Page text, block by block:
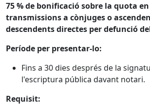
75 % de bonificació sobre la quota en
transmissions a cònjuges o
descendents directes per defunció
Període per presentar-lo:
Fins a 30 dies després de la
l'escriptura pública davant notari.
Requisit: